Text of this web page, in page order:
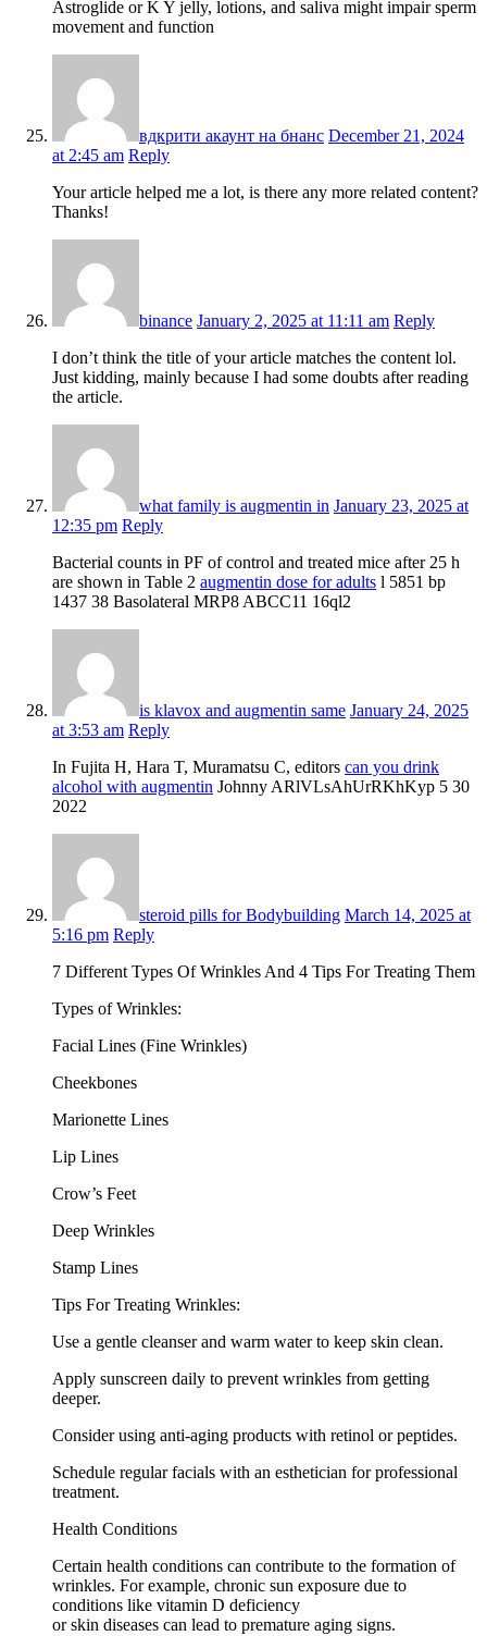
Astroglide or K Y jelly, lotions, and saliva might impair sperm
movement and function
вдкрити акаунт на бнанс December 21, 2024
at 2:45 am Reply
Your article helped me a lot, is there any more related content?
Thanks!
binance January 2, 2025 at 11:11 am Reply
I don’t think the title of your article matches the content lol.
Just kidding, mainly because I had some doubts after reading
the article.
what family is augmentin in January 23, 2025 at
12:35 pm Reply
Bacterial counts in PF of control and treated mice after 25 h
are shown in Table 2 augmentin dose for adults l 5851 bp
1437 38 Basolateral MRP8 ABCC11 16ql2
is klavox and augmentin same January 24, 2025
at 3:53 am Reply
In Fujita H, Hara T, Muramatsu C, editors can you drink
alcohol with augmentin Johnny ARlVLsAhUrRKhKyp 5 30
2022
steroid pills for Bodybuilding March 14, 2025 at
5:16 pm Reply
7 Different Types Of Wrinkles And 4 Tips For Treating Them
Types of Wrinkles:
Facial Lines (Fine Wrinkles)
Cheekbones
Marionette Lines
Lip Lines
Crow’s Feet
Deep Wrinkles
Stamp Lines
Tips For Treating Wrinkles:
Use a gentle cleanser and warm water to keep skin clean.
Apply sunscreen daily to prevent wrinkles from getting
deeper.
Consider using anti-aging products with retinol or peptides.
Schedule regular facials with an esthetician for professional
treatment.
Health Conditions
Certain health conditions can contribute to the formation of
wrinkles. For example, chronic sun exposure due to
conditions like vitamin D deficiency
or skin diseases can lead to premature aging signs.